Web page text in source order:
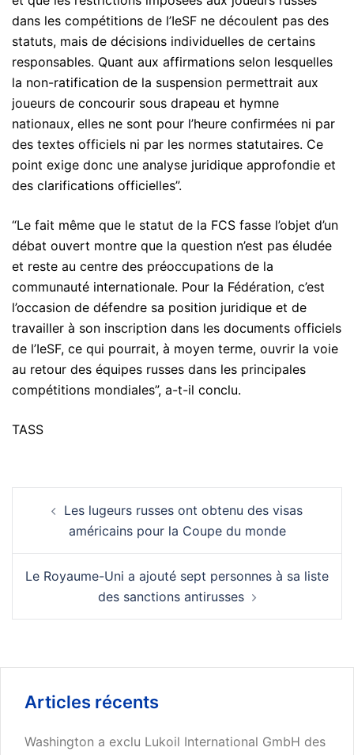
dans les compétitions de l’IeSF ne découlent pas des
statuts, mais de décisions individuelles de certains
responsables. Quant aux affirmations selon lesquelles
la non-ratification de la suspension permettrait aux
joueurs de concourir sous drapeau et hymne
nationaux, elles ne sont pour l’heure confirmées ni par
des textes officiels ni par les normes statutaires. Ce
point exige donc une analyse juridique approfondie et
des clarifications officielles”.
“Le fait même que le statut de la FCS fasse l’objet d’un
débat ouvert montre que la question n’est pas éludée
et reste au centre des préoccupations de la
communauté internationale. Pour la Fédération, c’est
l’occasion de défendre sa position juridique et de
travailler à son inscription dans les documents officiels
de l’IeSF, ce qui pourrait, à moyen terme, ouvrir la voie
au retour des équipes russes dans les principales
compétitions mondiales”, a-t-il conclu.
TASS
d’articleLes lugeurs russes ont obtenu des visas
américains pour la Coupe du monde
Le Royaume-Uni a ajouté sept personnes à sa liste
des sanctions antirusses
Articles récents
Washington a exclu Lukoil International GmbH des